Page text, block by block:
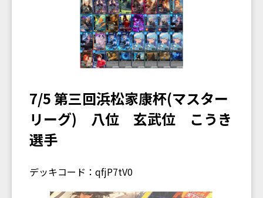
7/5 第三回浜松家康杯(マスター
リーグ) 八位 玄武位 こうき
選手
デッキコード：qfjP7tV0